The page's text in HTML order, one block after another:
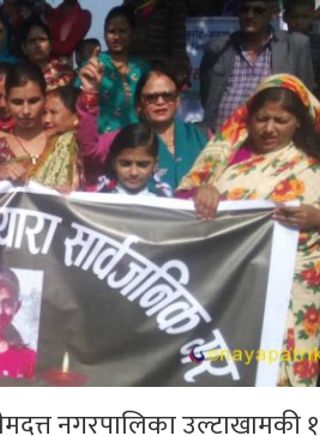
नगरपालिका उल्टाखामकी